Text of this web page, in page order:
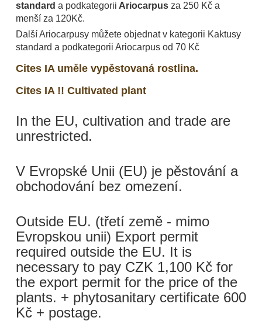
standard a podkategorii Ariocarpus za 250 Kč a
menší za 120Kč.
Další Ariocarpusy můžete objednat v kategorii Kaktusy
standard a podkategorii Ariocarpus od 70 Kč
Cites IA uměle vypěstovaná rostlina.
Cites IA !! Cultivated plant
In the EU, cultivation and trade are
unrestricted.
V Evropské Unii (EU) je pěstování a
obchodování bez omezení.
Outside EU. (třetí země - mimo
Evropskou unii) Export permit
required outside the EU. It is
necessary to pay CZK 1,100 Kč for
the export permit for the price of the
plants. + phytosanitary certificate 600
Kč + postage.